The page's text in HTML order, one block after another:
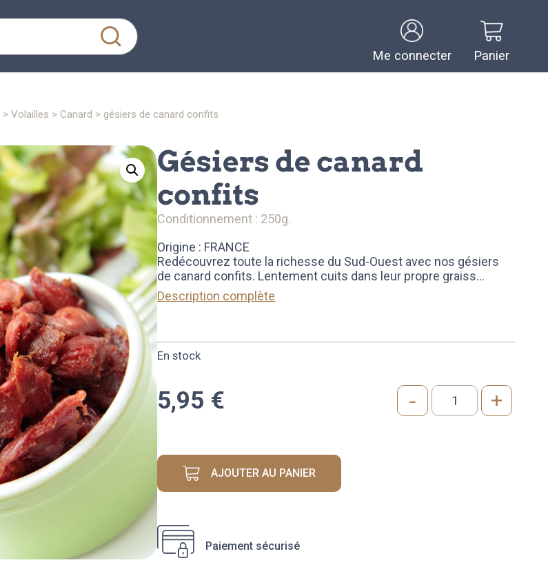
Me connecter Panier
> volailles > canard > gésiers de canard confits
gésiers de canard
confits
conditionnement : 250g.
Origine : FRANCE
Redécouvrez toute la richesse du Sud-Ouest avec nos gésiers
de canard confits. Lentement cuits dans leur propre graiss...
Description complète
En stock
5,95 €
quantité
- +
AJOUTER AU PANIER
Paiement sécurisé